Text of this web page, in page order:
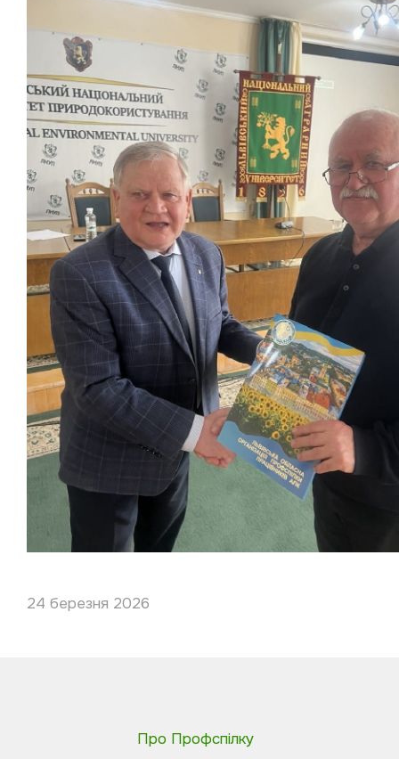
24 березня 2026
Про Профспілку